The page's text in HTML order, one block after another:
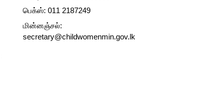
பெக்ஸ்: 011 2187249
மின்னஞ்சல்:
secretary@childwomenmin.gov.lk